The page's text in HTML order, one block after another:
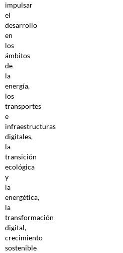
impulsar
el
desarrollo
en
los
ámbitos
de
la
energía,
los
transportes
e
infraestructuras
digitales,
la
transición
ecológica
y
la
energética,
la
transformación
digital,
crecimiento
sostenible